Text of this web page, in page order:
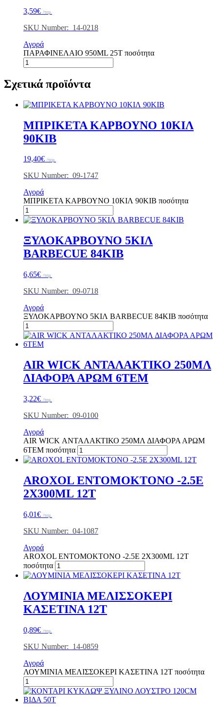
3,59€ /τεμ.
SKU Number: 14-0218
Αγορά
ΠΑΡΑΦΙΝΕΛΑΙΟ 950ML 25Τ ποσότητα
Σχετικά προϊόντα
ΜΠΡΙΚΕΤΑ ΚΑΡΒΟΥΝΟ 10ΚΙΛ
90ΚΙΒ
19,40€ /τεμ.
SKU Number: 09-1747
Αγορά
ΜΠΡΙΚΕΤΑ ΚΑΡΒΟΥΝΟ 10ΚΙΛ 90ΚΙΒ ποσότητα
ΞΥΛΟΚΑΡΒΟΥΝΟ 5ΚΙΛ
BARBECUE 84ΚΙΒ
6,65€ /τεμ.
SKU Number: 09-0718
Αγορά
ΞΥΛΟΚΑΡΒΟΥΝΟ 5ΚΙΛ BARBECUE 84ΚΙΒ ποσότητα
AIR WICK ΑΝΤΑΛΑΚΤΙΚΟ 250ΜΛ
ΔΙΑΦΟΡΑ ΑΡΩΜ 6ΤΕΜ
3,22€ /τεμ.
SKU Number: 09-0100
Αγορά
AIR WICK ΑΝΤΑΛΑΚΤΙΚΟ 250ΜΛ ΔΙΑΦΟΡΑ ΑΡΩΜ
6ΤΕΜ ποσότητα
AROXOL ENTOMOKTONO -2.5E
2X300ML 12Τ
6,01€ /τεμ.
SKU Number: 04-1087
Αγορά
AROXOL ENTOMOKTONO -2.5E 2X300ML 12Τ
ποσότητα
ΛΟΥΜΙΝΙΑ ΜΕΛΙΣΣΟΚΕΡΙ
ΚΑΣΕΤΙΝΑ 12Τ
0,89€ /τεμ.
SKU Number: 14-0859
Αγορά
ΛΟΥΜΙΝΙΑ ΜΕΛΙΣΣΟΚΕΡΙ ΚΑΣΕΤΙΝΑ 12Τ ποσότητα